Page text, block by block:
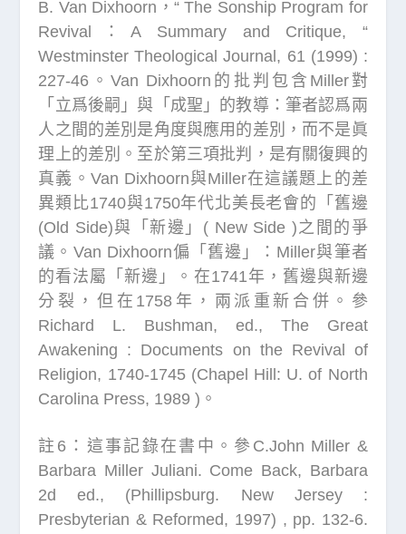
B. Van Dixhoorn，“ The Sonship Program for
Revival：A Summary and Critique, “
Westminster Theological Journal, 61 (1999) :
227-46。Van Dixhoorn的批判包含Miller對
「立爲後嗣」與「成聖」的教導：筆者認爲兩
人之間的差別是角度與應用的差別，而不是眞
理上的差別。至於第三項批判，是有關復興的
真義。Van Dixhoorn與Miller在這議題上的差
異類比1740與1750年代北美長老會的「舊邊
(Old Side)與「新邊」( New Side )之間的爭
議。Van Dixhoorn偏「舊邊」：Miller與筆者
的看法屬「新邊」。在1741年，舊邊與新邊
分裂，但在1758年，兩派重新合併。參
Richard L. Bushman, ed., The Great
Awakening : Documents on the Revival of
Religion, 1740-1745 (Chapel Hill: U. of North
Carolina Press, 1989 )。
註6：這事記錄在書中。參C.John Miller &
Barbara Miller Juliani. Come Back, Barbara
2d ed., (Phillipsburg. New Jersey :
Presbyterian & Reformed, 1997) , pp. 132-6.